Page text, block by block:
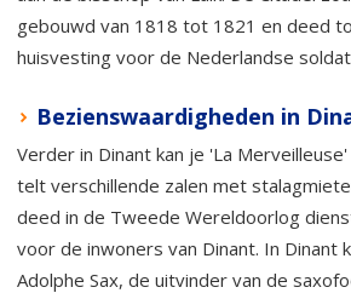
gebouwd van 1818 tot 1821 en deed
huisvesting voor de Nederlandse
Bezienswaardigheden in
Verder in Dinant kan je 'La
telt verschillende zalen met
deed in de Tweede Wereldoorlog
voor de inwoners van Dinant. In Dinant
Adolphe Sax, de uitvinder van de